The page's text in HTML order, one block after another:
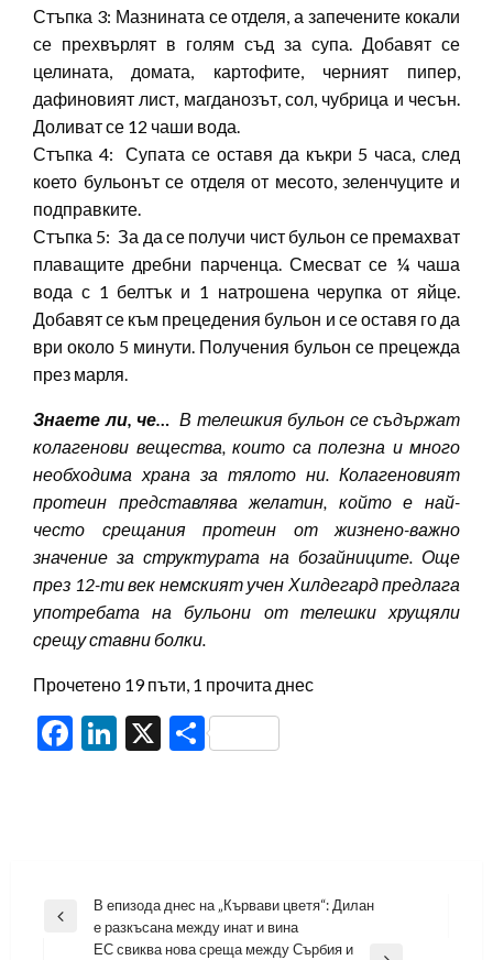
Стъпка 3: Мазнината се отделя, а запечените кокали
се прехвърлят в голям съд за супа. Добавят се
целината, домата, картофите, черният пипер,
дафиновият лист, магданозът, сол, чубрица и чесън.
Доливат се 12 чаши вода.
Стъпка 4: Супата се оставя да къкри 5 часа, след
което бульонът се отделя от месото, зеленчуците и
подправките.
Стъпка 5: За да се получи чист бульон се премахват
плаващите дребни парченца. Смесват се ¼ чаша
вода с 1 белтък и 1 натрошена черупка от яйце.
Добавят се към прецедения бульон и се оставя го да
ври около 5 минути. Получения бульон се прецежда
през марля.
Знаете ли, че… В телешкия бульон се съдържат
колагенови вещества, които са полезна и много
необходима храна за тялото ни. Колагеновият
протеин представлява желатин, който е най-
често срещания протеин от жизнено-важно
значение за структурата на бозайниците. Още
през 12-ти век немският учен Хилдегард предлага
употребата на бульони от телешки хрущяли
срещу ставни болки.
Прочетено 19 пъти, 1 прочита днес
Facebook
LinkedIn
X Share
Навигация
Previous
В епизода днес на „Кървави цветя“: Дилан
е разкъсана между инат и вина
ЕС свиква нова среща между Сърбия и